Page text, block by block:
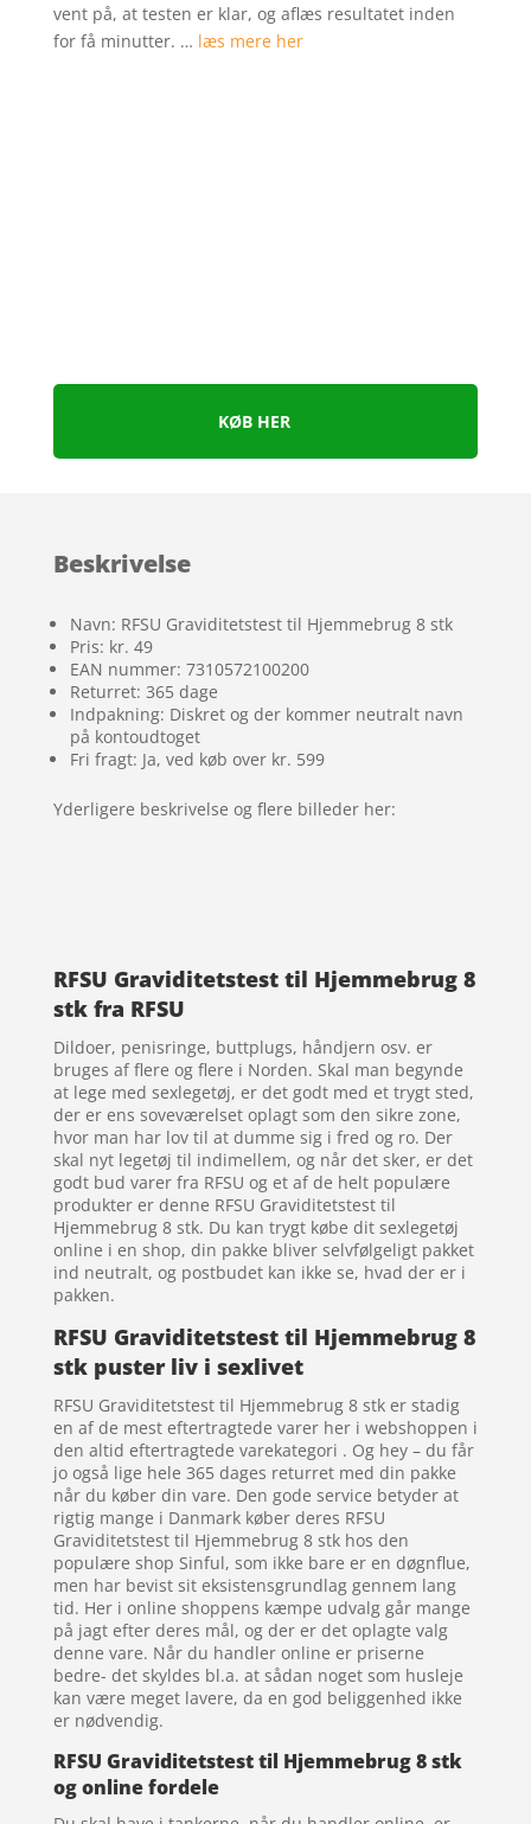
vent på, at testen er klar, og aflæs resultatet inden
for få minutter. … læs mere her
KØB HER
Beskrivelse
Navn: RFSU Graviditetstest til Hjemmebrug 8 stk
Pris: kr. 49
EAN nummer: 7310572100200
Returret: 365 dage
Indpakning: Diskret og der kommer neutralt navn
på kontoudtoget
Fri fragt: Ja, ved køb over kr. 599
Yderligere beskrivelse og flere billeder her:
RFSU Graviditetstest til Hjemmebrug 8
stk fra RFSU
Dildoer, penisringe, buttplugs, håndjern osv. er
bruges af flere og flere i Norden. Skal man begynde
at lege med sexlegetøj, er det godt med et trygt sted,
der er ens soveværelset oplagt som den sikre zone,
hvor man har lov til at dumme sig i fred og ro. Der
skal nyt legetøj til indimellem, og når det sker, er det
godt bud varer fra RFSU og et af de helt populære
produkter er denne RFSU Graviditetstest til
Hjemmebrug 8 stk. Du kan trygt købe dit sexlegetøj
online i en shop, din pakke bliver selvfølgeligt pakket
ind neutralt, og postbudet kan ikke se, hvad der er i
pakken.
RFSU Graviditetstest til Hjemmebrug 8
stk puster liv i sexlivet
RFSU Graviditetstest til Hjemmebrug 8 stk er stadig
en af de mest eftertragtede varer her i webshoppen i
den altid eftertragtede varekategori . Og hey – du får
jo også lige hele 365 dages returret med din pakke
når du køber din vare. Den gode service betyder at
rigtig mange i Danmark køber deres RFSU
Graviditetstest til Hjemmebrug 8 stk hos den
populære shop Sinful, som ikke bare er en døgnflue,
men har bevist sit eksistensgrundlag gennem lang
tid. Her i online shoppens kæmpe udvalg går mange
på jagt efter deres mål, og der er det oplagte valg
denne vare. Når du handler online er priserne
bedre- det skyldes bl.a. at sådan noget som husleje
kan være meget lavere, da en god beliggenhed ikke
er nødvendig.
RFSU Graviditetstest til Hjemmebrug 8 stk
og online fordele